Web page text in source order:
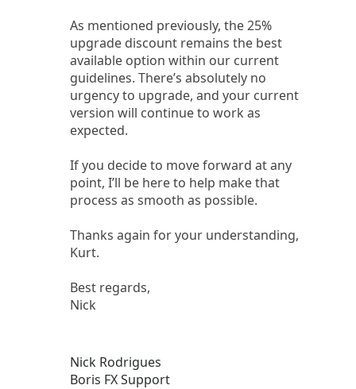
As mentioned previously, the 25%
upgrade discount remains the best
available option within our current
guidelines. There’s absolutely no
urgency to upgrade, and your current
version will continue to work as
expected.
If you decide to move forward at any
point, I’ll be here to help make that
process as smooth as possible.
Thanks again for your understanding,
Kurt.
Best regards,
Nick
Nick Rodrigues
Boris FX Support